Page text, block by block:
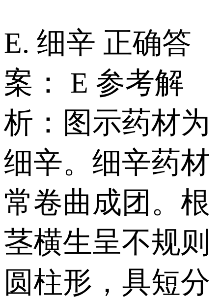
E. 细辛 正确答
案： E 参考解
析：图示药材为
细辛。细辛药材
常卷曲成团。根
茎横生呈不规则
圆柱形，具短分